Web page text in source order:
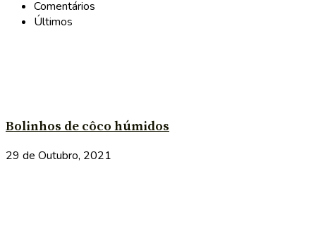
Comentários
Últimos
Bolinhos de côco húmidos
29 de Outubro, 2021